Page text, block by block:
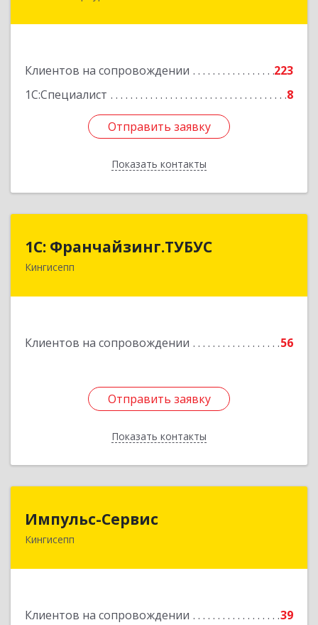
Клиентов на сопровождении
223
1С:Специалист
8
Отправить заявку
Показать контакты
Отправить заявку
Назад
1С: Франчайзинг.ТУБУС
Кингисепп
Клиентов на сопровождении 56
Отправить заявку
Показать контакты
1С: Франчайзинг.ТУБУС
Отправить заявку
Назад
Импульс-Сервис
Кингисепп
Клиентов на сопровождении 39
188480, Ленинградская обл, Кингисеппский р-н,